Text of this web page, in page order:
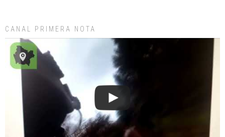
CANAL PRIMERA NOTA